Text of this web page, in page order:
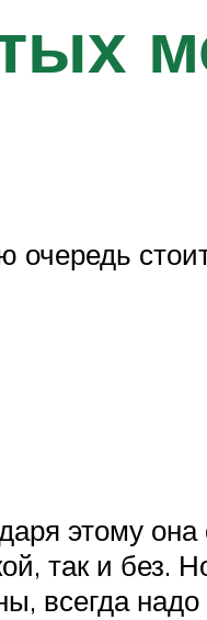
этому она
так и без.
всегда надо